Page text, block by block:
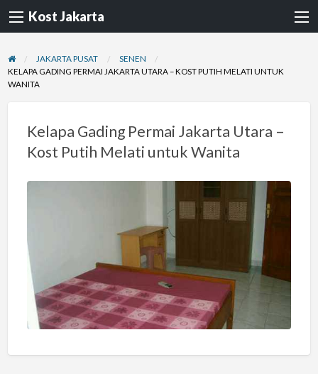
Kost Jakarta
JAKARTA PUSAT
SENEN
KELAPA GADING PERMAI JAKARTA UTARA – KOST PUTIH MELATI UNTUK
WANITA
Kelapa Gading Permai Jakarta Utara –
Kost Putih Melati untuk Wanita